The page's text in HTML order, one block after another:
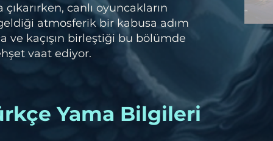
çıkarırken, canlı oyuncakların
atmosferik bir kabusa adım
ve kaçışın birleştiği bu bölümde
vaat ediyor.
Yama Bilgileri